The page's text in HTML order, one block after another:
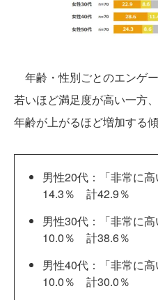
年齢・性別ごとのエンゲ
若いほど満足度が高い一方
年齢が上がるほど増加する
男性20代：「非常に高
14.3％ 計42.9％
男性30代：「非常に高
10.0％ 計38.6％
男性40代：「非常に高
10.0％ 計30.0％